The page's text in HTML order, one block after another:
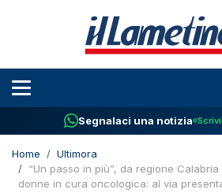
Segnalaci una notizia
Home
Ultimora
“Un passo in più”, da regione
donne in cura oncologica: al via